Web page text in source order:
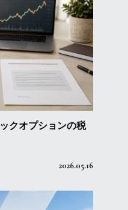
クオプションの税
2026.05.16